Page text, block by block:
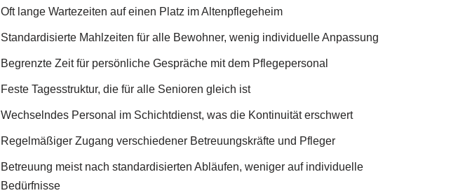
Oft lange Wartezeiten auf einen Platz im Altenpflegeheim
Standardisierte Mahlzeiten für alle Bewohner, wenig individuelle Anpassung
Begrenzte Zeit für persönliche Gespräche mit dem Pflegepersonal
Feste Tagesstruktur, die für alle Senioren gleich ist
Wechselndes Personal im Schichtdienst, was die Kontinuität erschwert
Regelmäßiger Zugang verschiedener Betreuungskräfte und Pfleger
Betreuung meist nach standardisierten Abläufen, weniger auf individuelle
Bedürfnisse